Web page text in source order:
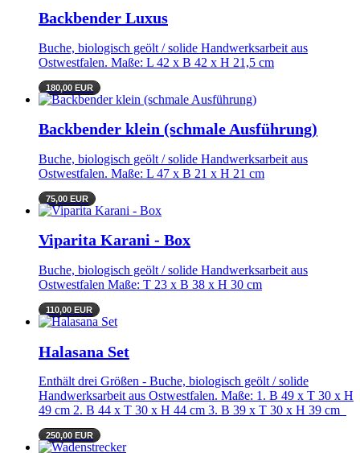
Backbender Luxus
Buche, biologisch geölt / solide Handwerksarbeit aus
Ostwestfalen. Maße: L 42 x B 42 x H 21,5 cm
180,00 EUR
Backbender klein (schmale Ausführung)
Buche, biologisch geölt / solide Handwerksarbeit aus
Ostwestfalen. Maße: L 47 x B 21 x H 21 cm
75,00 EUR
Viparita Karani - Box
Buche, biologisch geölt / solide Handwerksarbeit aus
Ostwestfalen Maße: T 23 x B 38 x H 30 cm
110,00 EUR
Halasana Set
Enthält drei Größen - Buche, biologisch geölt / solide
Handwerksarbeit aus Ostwestfalen. Maße: 1. B 49 x T 30 x H
49 cm 2. B 44 x T 30 x H 44 cm 3. B 39 x T 30 x H 39 cm
250,00 EUR